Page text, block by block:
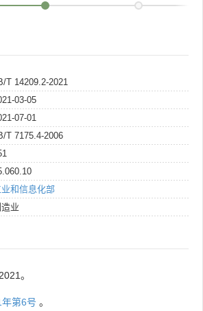
T 14209.2-2021
03-05
07-01
T 7175.4-2006
业和信息化部
业
。
第6号 。